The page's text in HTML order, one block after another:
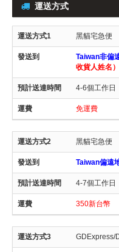
運送方式
黑貓宅急便
Taiwan非偏
收貨人姓名）
4-6個工作日
免運費
黑貓宅急便
Taiwan偏遠
4-7個工作日
350新台幣
GDExpress/